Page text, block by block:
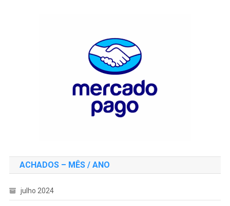
ACHADOS – MÊS / ANO
julho 2024